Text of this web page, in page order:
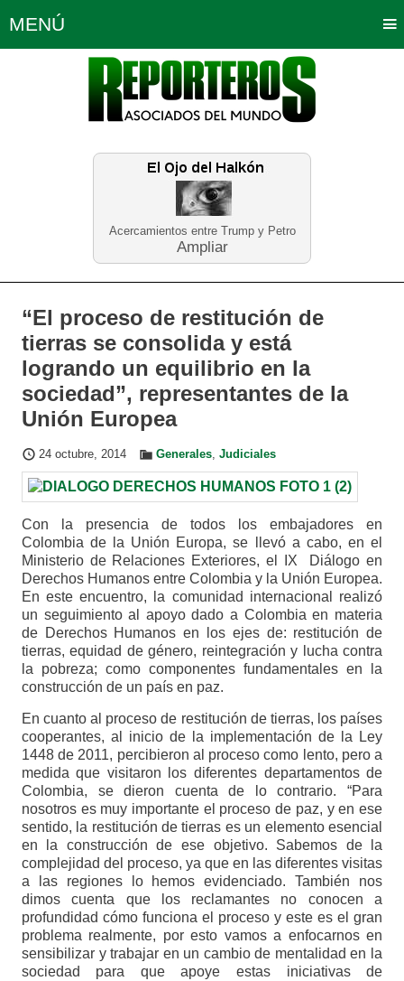
Acercamientos entre Trump y Petro
Ampliar
MENÚ
Política Opinión Bogotá
Planeta Tierra Deportes
Educación Neira
“El proceso de restitución de
tierras se consolida y está
logrando un equilibrio en la
sociedad”, representantes de la
Unión Europea
24 octubre, 2014 Generales, Judiciales
Con la presencia de todos los embajadores en
Colombia de la Unión Europa, se llevó a cabo, en el
Ministerio de Relaciones Exteriores, el IX Diálogo en
Derechos Humanos entre Colombia y la Unión Europea.
En este encuentro, la comunidad internacional realizó
un seguimiento al apoyo dado a Colombia en materia
de Derechos Humanos en los ejes de: restitución de
tierras, equidad de género, reintegración y lucha contra
la pobreza; como componentes fundamentales en la
construcción de un país en paz.
En cuanto al proceso de restitución de tierras, los países
cooperantes, al inicio de la implementación de la Ley
1448 de 2011, percibieron al proceso como lento, pero a
medida que visitaron los diferentes departamentos de
Colombia, se dieron cuenta de lo contrario. “Para
nosotros es muy importante el proceso de paz, y en ese
sentido, la restitución de tierras es un elemento esencial
en la construcción de ese objetivo. Sabemos de la
complejidad del proceso, ya que en las diferentes visitas
a las regiones lo hemos evidenciado. También nos
dimos cuenta que los reclamantes no conocen a
profundidad cómo funciona el proceso y este es el gran
problema realmente, por esto vamos a enfocarnos en
sensibilizar y trabajar en un cambio de mentalidad en la
sociedad para que apoye estas iniciativas de